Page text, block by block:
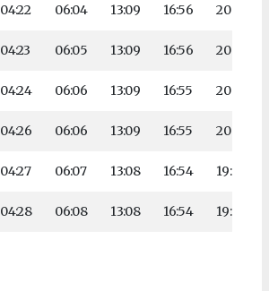
04:22 06:04 13:09 16:56 20:04
04:23 06:05 13:09 16:56 20:03
04:24 06:06 13:09 16:55 20:01
04:26 06:06 13:09 16:55 20:00
04:27 06:07 13:08 16:54 19:59
04:28 06:08 13:08 16:54 19:58